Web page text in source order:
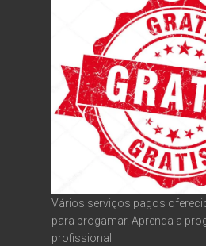
Vários serviços pagos
para progamar. Aprenda a
profissional